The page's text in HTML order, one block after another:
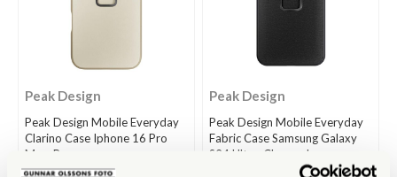
Peak Design
Peak Design Mobile Everyday
Clarino Case Iphone 16 Pro
Max, Bone
Peak Design
Peak Design Mobile Everyday
Fabric Case Samsung Galaxy
S24 Ultra, Charcoal